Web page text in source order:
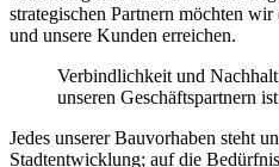
strategischen Partnern möchten
und unsere Kunden erreichen.
Verbindlichkeit und
unseren Geschäftspartnern
Jedes unserer Bauvorhaben steht
Stadtentwicklung; auf die